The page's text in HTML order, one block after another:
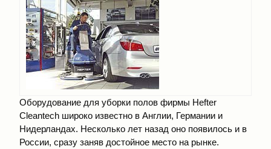
Оборудование для уборки полов фирмы Hefter
Cleantech широко известно в Англии, Германии и
Нидерландах. Несколько лет назад оно появилось и в
России, сразу заняв достойное место на рынке.